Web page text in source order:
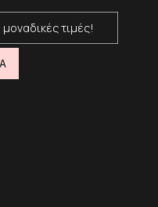
τιμές!